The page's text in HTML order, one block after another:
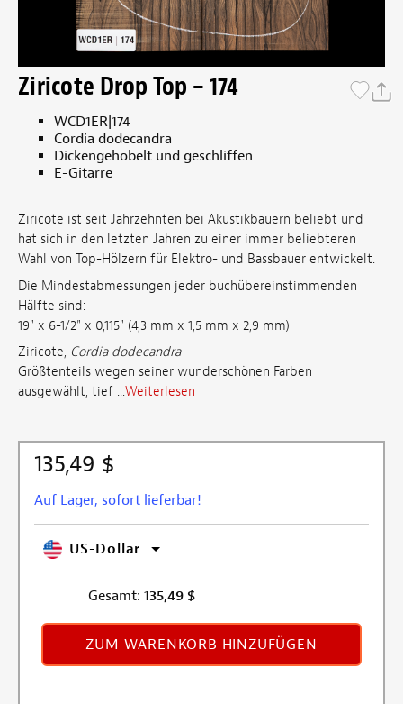
Ziricote Drop Top – 174
WCD1ER|174
Cordia dodecandra
Dickengehobelt und geschliffen
E-Gitarre
Ziricote ist seit Jahrzehnten bei Akustikbauern beliebt und
hat sich in den letzten Jahren zu einer immer beliebteren
Wahl von Top-Hölzern für Elektro- und Bassbauer entwickelt.
Die Mindestabmessungen jeder buchübereinstimmenden
Hälfte sind:
19" x 6-1/2" x 0,115" (4,3 mm x 1,5 mm x 2,9 mm)
Ziricote, Cordia dodecandra
Größtenteils wegen seiner wunderschönen Farben
ausgewählt, tief ...Weiterlesen
135,49 $
Auf Lager, sofort lieferbar!
US-Dollar
Gesamt: 135,49 $
ZUM WARENKORB HINZUFÜGEN